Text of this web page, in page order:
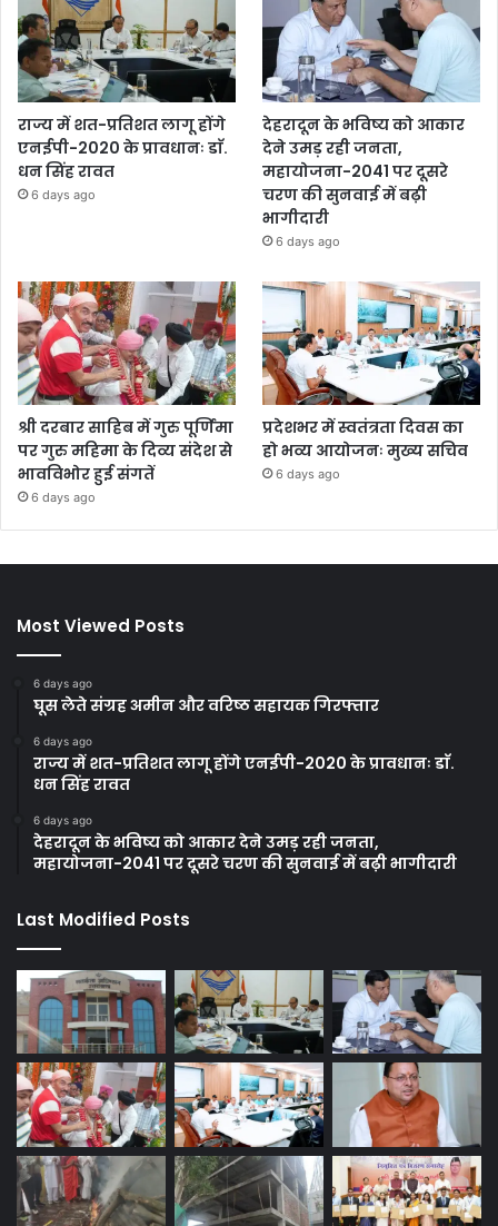
राज्य में शत-प्रतिशत लागू होंगे
एनईपी-2020 के प्रावधानः डाॅ.
धन सिंह रावत
6 days ago
देहरादून के भविष्य को आकार
देने उमड़ रही जनता,
महायोजना-2041 पर दूसरे
चरण की सुनवाई में बढ़ी
भागीदारी
6 days ago
श्री दरबार साहिब में गुरु पूर्णिमा
पर गुरु महिमा के दिव्य संदेश से
भावविभोर हुई संगतें
6 days ago
प्रदेशभर में स्वतंत्रता दिवस का
हो भव्य आयोजनः मुख्य सचिव
6 days ago
Most Viewed Posts
6 days ago
घूस लेते संग्रह अमीन और वरिष्ठ सहायक गिरफ्तार
6 days ago
राज्य में शत-प्रतिशत लागू होंगे एनईपी-2020 के प्रावधानः डाॅ.
धन सिंह रावत
6 days ago
देहरादून के भविष्य को आकार देने उमड़ रही जनता,
महायोजना-2041 पर दूसरे चरण की सुनवाई में बढ़ी भागीदारी
Last Modified Posts